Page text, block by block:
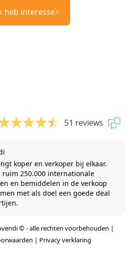
heb interesse
51 reviews
koper en verkoper bij elkaar.
ruim 250.000 internationale
en bemiddelen in de verkoop
met als doel een goede deal
© - alle rechten voorbehouden |
| Privacy verklaring